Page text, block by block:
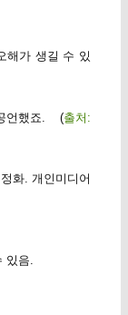
해가 생길 수 있
했죠. (출처:
화. 개인미디어
음.